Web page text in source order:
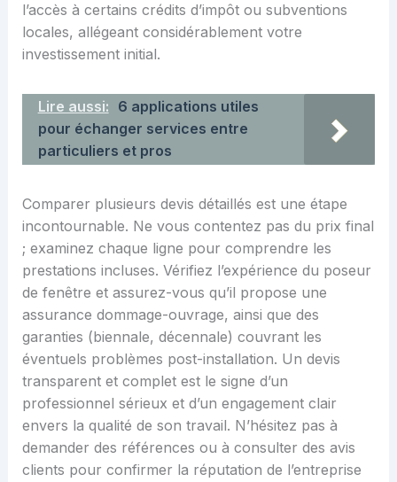
l’accès à certains crédits d’impôt ou subventions
locales, allégeant considérablement votre
investissement initial.
Lire aussi: 6 applications utiles
pour échanger services entre
particuliers et pros
Comparer plusieurs devis détaillés est une étape
incontournable. Ne vous contentez pas du prix final
; examinez chaque ligne pour comprendre les
prestations incluses. Vérifiez l’expérience du poseur
de fenêtre et assurez-vous qu’il propose une
assurance dommage-ouvrage, ainsi que des
garanties (biennale, décennale) couvrant les
éventuels problèmes post-installation. Un devis
transparent et complet est le signe d’un
professionnel sérieux et d’un engagement clair
envers la qualité de son travail. N’hésitez pas à
demander des références ou à consulter des avis
clients pour confirmer la réputation de l’entreprise